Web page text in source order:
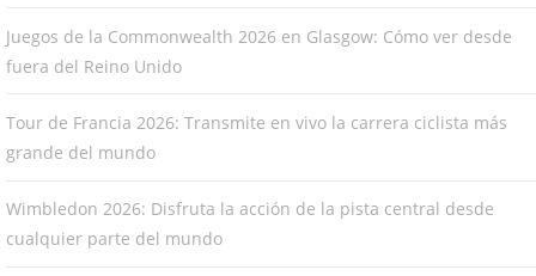
Juegos de la Commonwealth 2026 en Glasgow: Cómo ver desde
fuera del Reino Unido
Tour de Francia 2026: Transmite en vivo la carrera ciclista más
grande del mundo
Wimbledon 2026: Disfruta la acción de la pista central desde
cualquier parte del mundo